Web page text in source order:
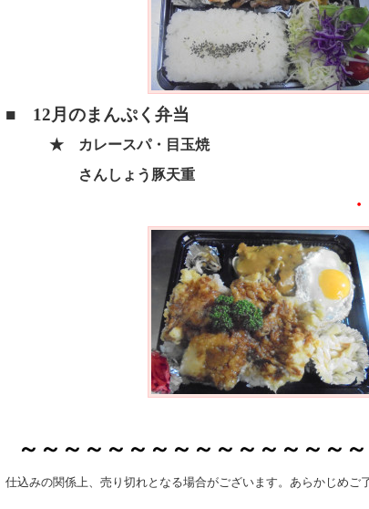
■ 12月のまんぷく弁当
★ カレースパ・目玉焼
さんしょう豚天重
～～～～～～～～～～～～～～～
仕込みの関係上、売り切れとなる場合がございます。あらかじめご